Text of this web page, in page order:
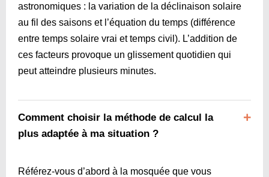
astronomiques : la variation de la déclinaison solaire
au fil des saisons et l’équation du temps (différence
entre temps solaire vrai et temps civil). L’addition de
ces facteurs provoque un glissement quotidien qui
peut atteindre plusieurs minutes.
Comment choisir la méthode de calcul la
plus adaptée à ma situation ?
Référez-vous d’abord à la mosquée que vous